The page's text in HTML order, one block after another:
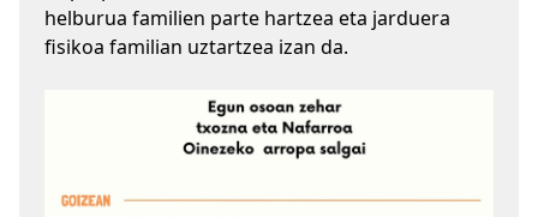
helburua familien parte hartzea eta jarduera
fisikoa familian uztartzea izan da.